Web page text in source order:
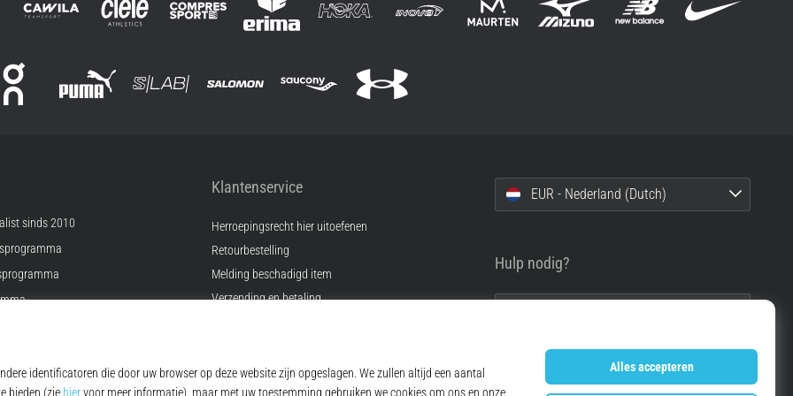
sinds 2010
Klantenservice
Herroepingsrecht hier uitoefenen
Retourbestelling
Melding beschadigd item
Verzending en betaling
FAQ
EUR - Nederland (Dutch)
Hulp nodig?